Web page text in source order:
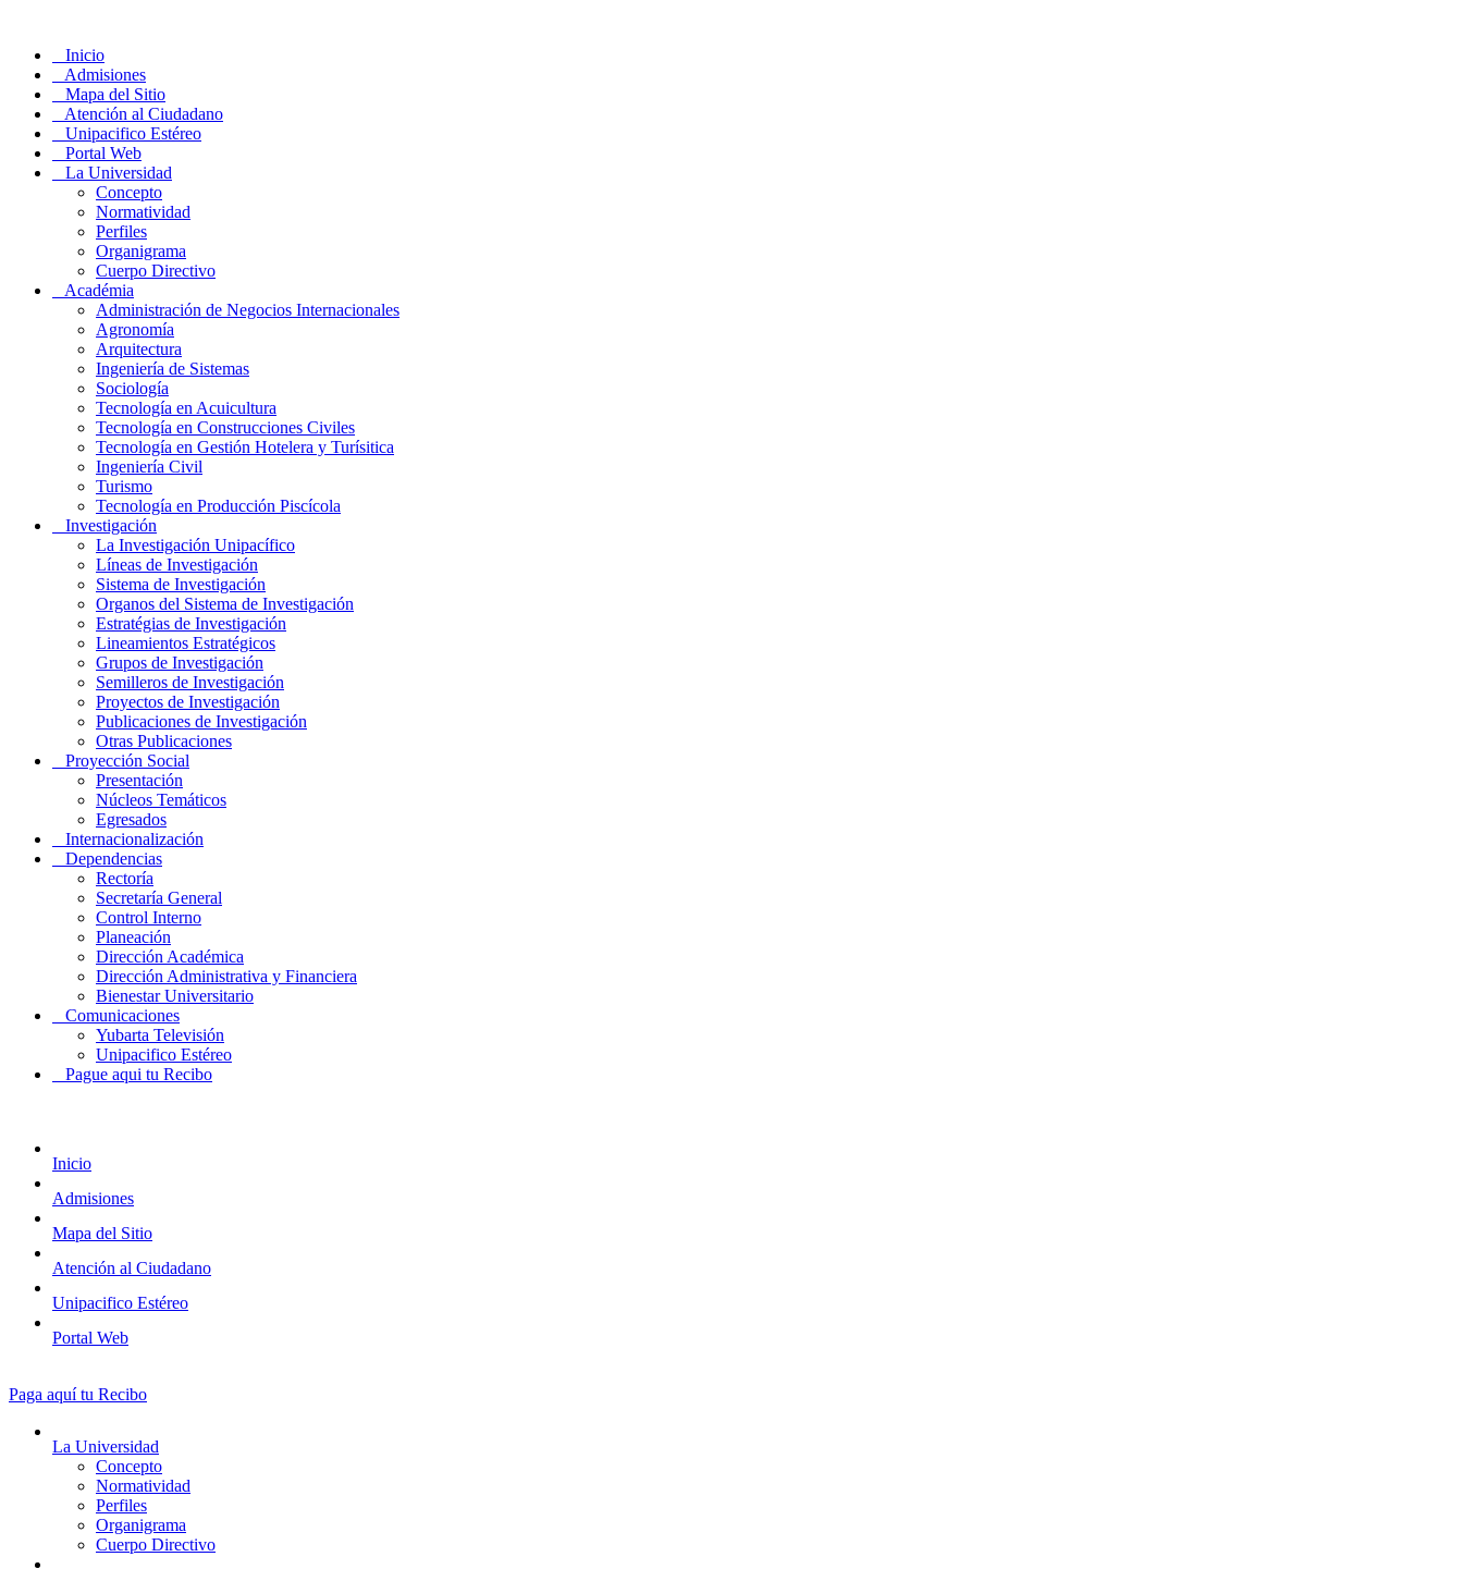
Inicio
Admisiones
Mapa del Sitio
Atención al Ciudadano
Unipacifico Estéreo
Portal Web
La Universidad
Concepto
Normatividad
Perfiles
Organigrama
Cuerpo Directivo
Académia
Administración de Negocios Internacionales
Agronomía
Arquitectura
Ingeniería de Sistemas
Sociología
Tecnología en Acuicultura
Tecnología en Construcciones Civiles
Tecnología en Gestión Hotelera y Turísitica
Ingeniería Civil
Turismo
Tecnología en Producción Piscícola
Investigación
La Investigación Unipacífico
Líneas de Investigación
Sistema de Investigación
Organos del Sistema de Investigación
Estratégias de Investigación
Lineamientos Estratégicos
Grupos de Investigación
Semilleros de Investigación
Proyectos de Investigación
Publicaciones de Investigación
Otras Publicaciones
Proyección Social
Presentación
Núcleos Temáticos
Egresados
Internacionalización
Dependencias
Rectoría
Secretaría General
Control Interno
Planeación
Dirección Académica
Dirección Administrativa y Financiera
Bienestar Universitario
Comunicaciones
Yubarta Televisión
Unipacifico Estéreo
Pague aqui tu Recibo
Inicio
Admisiones
Mapa del Sitio
Atención al Ciudadano
Unipacifico Estéreo
Portal Web
Paga aquí tu Recibo
La Universidad
Concepto
Normatividad
Perfiles
Organigrama
Cuerpo Directivo